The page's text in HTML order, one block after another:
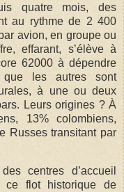
quatre mois, des
au rythme de 2 400
avion, en groupe ou
effarant, s’élève à
62000 à dépendre
que les autres sont
à une ou deux
Leurs origines ? À
13% colombiens,
Russes transitant par
centres d’accueil
ce flot historique de